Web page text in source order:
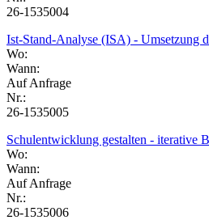
26-1535004
Ist-Stand-Analyse (ISA) - Umsetzung
Wo:
Wann:
Auf Anfrage
Nr.:
26-1535005
Schulentwicklung gestalten - iterative
Wo:
Wann:
Auf Anfrage
Nr.:
26-1535006